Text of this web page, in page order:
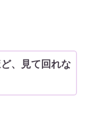
、見て回れな